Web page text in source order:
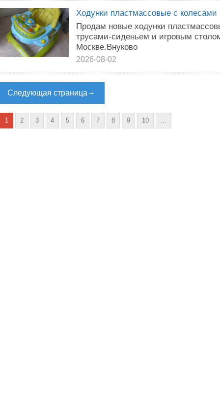
Ходунки пластмассовые с
Продам новые ходунки
трусами-сиденьем и игровым
Москве.Внуково
2026-08-02
Следующая страница
1 2 3 4 5 6 7 8 9 10 ...